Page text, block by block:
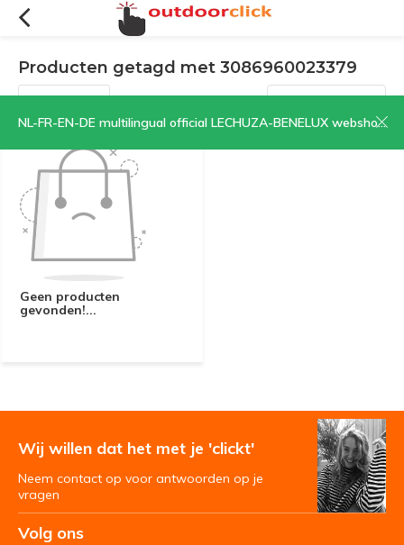
NL-FR-EN-DE multilingual official LECHUZA-BENELUX webshop | CLICK HERE NOW!
Producten getagd met 3086960023379
Filters Sorteren op:
Geen producten
gevonden!...
Wij willen dat het met je 'clickt'
Neem contact op voor antwoorden op je
vragen
Volg ons